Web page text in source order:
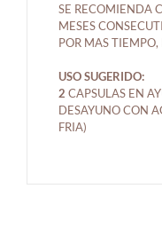
SE RECOMIENDA
MESES
POR MAS
USO SUGERIDO:
2 CAPSULAS EN
DESAYUNO CON
FRIA)